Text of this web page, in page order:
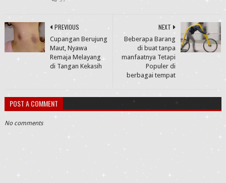
NEXT
Beberapa Barang
di buat tanpa
manfaatnya Tetapi
Populer di
berbagai tempat
PREVIOUS
Cupangan Berujung
Maut, Nyawa
Remaja Melayang
di Tangan Kekasih
POST A COMMENT
No comments